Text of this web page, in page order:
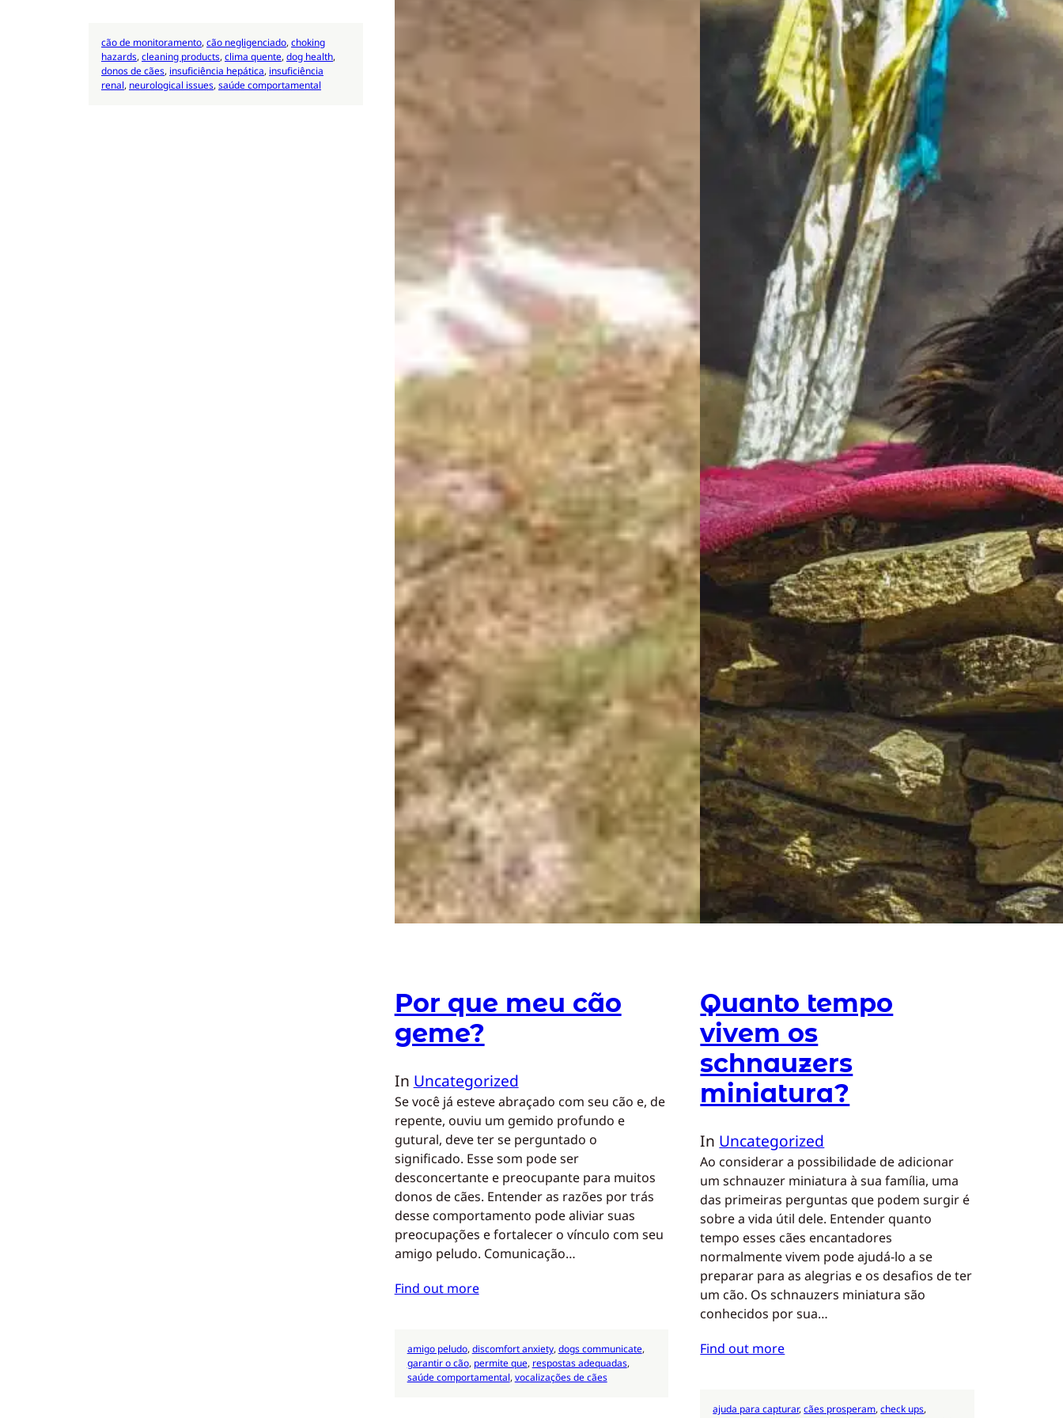
cão de monitoramento, cão negligenciado, choking
hazards, cleaning products, clima quente, dog health
donos de cães, insuficiência hepática, insuficiência
renal, neurological issues, saúde comportamental
Por que meu cão
geme?
In Uncategorized
Se você já esteve abraçado com seu cão e, de
repente, ouviu um gemido profundo e
gutural, deve ter se perguntado o
significado. Esse som pode ser
desconcertante e preocupante para muitos
donos de cães. Entender as razões por trás
desse comportamento pode aliviar suas
preocupações e fortalecer o vínculo com seu
amigo peludo. Comunicação…
Find out more
amigo peludo, discomfort anxiety, dogs communicate
garantir o cão, permite que, respostas adequadas
saúde comportamental, vocalizações de cães
Quanto tempo
vivem os
schnauzers
miniatura?
In Uncategorized
Ao considerar a possibilidade de adicionar
um schnauzer miniatura à sua família, uma
das primeiras perguntas que podem surgir é
sobre a vida útil dele. Entender quanto
tempo esses cães encantadores
normalmente vivem pode ajudá-lo a se
preparar para as alegrias e os desafios de ter
um cão. Os schnauzers miniatura são
conhecidos por sua…
Find out more
ajuda para capturar, cães prosperam, check ups